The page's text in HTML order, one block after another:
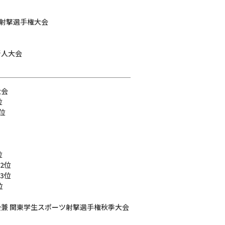
撃選手権大会
大会
位
位
関東学生スポーツ射撃選手権秋季大会